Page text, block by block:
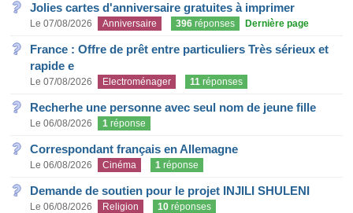
Jolies cartes d'anniversaire gratuites à imprimer
Le 07/08/2026 Anniversaire 396 réponses Dernière page
France : Offre de prêt entre particuliers Très sérieux et
rapide e
Le 07/08/2026 Electroménager 11 réponses
Recherhe une personne avec seul nom de jeune fille
Le 06/08/2026 1 réponse
Correspondant français en Allemagne
Le 06/08/2026 Cinéma 1 réponse
Demande de soutien pour le projet INJILI SHULENI
Le 06/08/2026 Religion 10 réponses